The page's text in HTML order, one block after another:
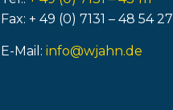
Fax: + 49 (0) 7131 – 48 54 27
E-Mail: info@wjahn.de